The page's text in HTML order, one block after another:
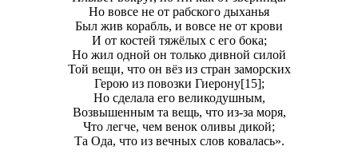
Но вовсе не от рабского дыханья
Был жив корабль, и вовсе не от крoви
И от костей тяжёлых с его бoка;
Но жил одной он только дивной силой
Той вещи, что он вёз из стран заморских
Герою из повозки Гиерону[15];
Но сделала его великодушным,
Возвышенным та вещь, что из-за моря,
Что легче, чем венок оливы дикой;
Та Ода, что из вечных слов ковалась».